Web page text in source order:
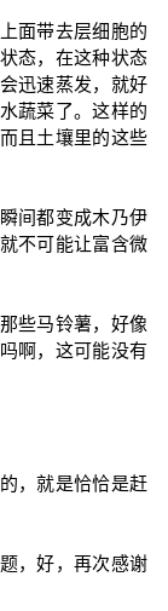
面带去层细胞的
态，在这种状态
迅速蒸发，就好
蔬菜了。这样的
且土壤里的这些
间都变成木乃伊
不可能让富含微
些马铃薯，好像
啊，这可能没有
，就是恰恰是赶
，好，再次感谢